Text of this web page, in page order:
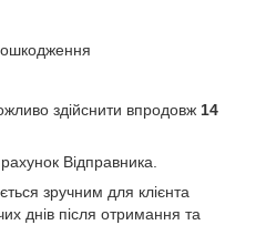
здійснити впродовж 14
Відправника.
зручним для клієнта
днів після отримання та